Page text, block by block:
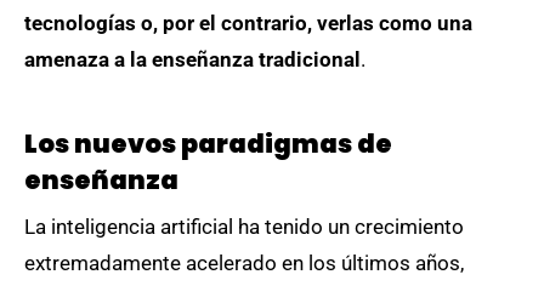
tecnologías o, por el contrario, verlas como una
amenaza a la enseñanza tradicional .
Los nuevos paradigmas de
enseñanza
La inteligencia artificial ha tenido un crecimiento
extremadamente acelerado en los últimos años,